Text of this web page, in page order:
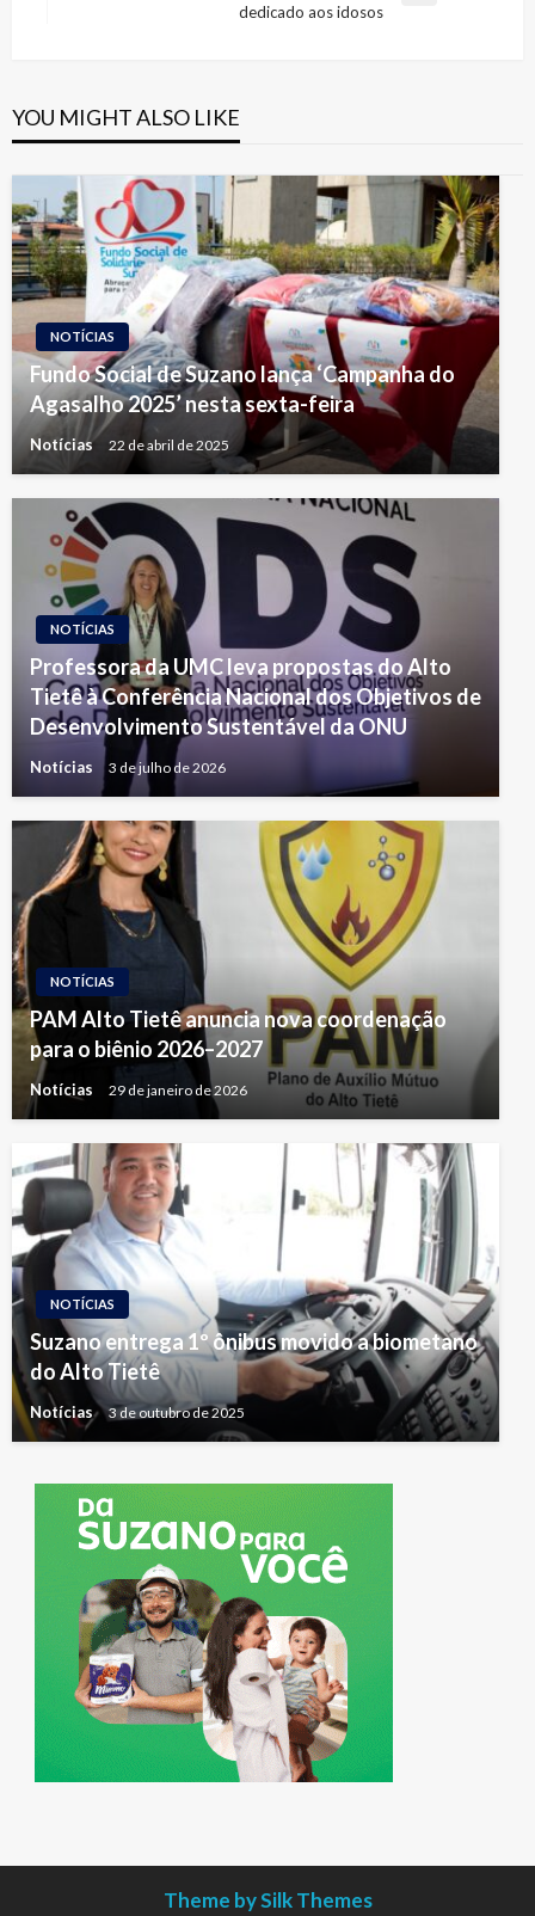
dedicado aos idosos
YOU MIGHT ALSO LIKE
NOTÍCIAS
Fundo Social de Suzano lança ‘Campanha do
Agasalho 2025’ nesta sexta-feira
Notícias 22 de abril de 2025
NOTÍCIAS
Professora da UMC leva propostas do Alto
Tietê à Conferência Nacional dos Objetivos de
Desenvolvimento Sustentável da ONU
Notícias 3 de julho de 2026
NOTÍCIAS
PAM Alto Tietê anuncia nova coordenação
para o biênio 2026–2027
Notícias 29 de janeiro de 2026
NOTÍCIAS
Suzano entrega 1º ônibus movido a biometano
do Alto Tietê
Notícias 3 de outubro de 2025
Theme by Silk Themes